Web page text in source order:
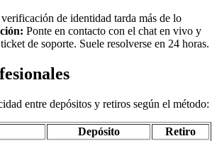
de identidad tarda más de lo
Ponte en contacto con el chat en vivo y
de soporte. Suele resolverse en 24 horas.
entre depósitos y retiros según el método:
Depósito
Retiro